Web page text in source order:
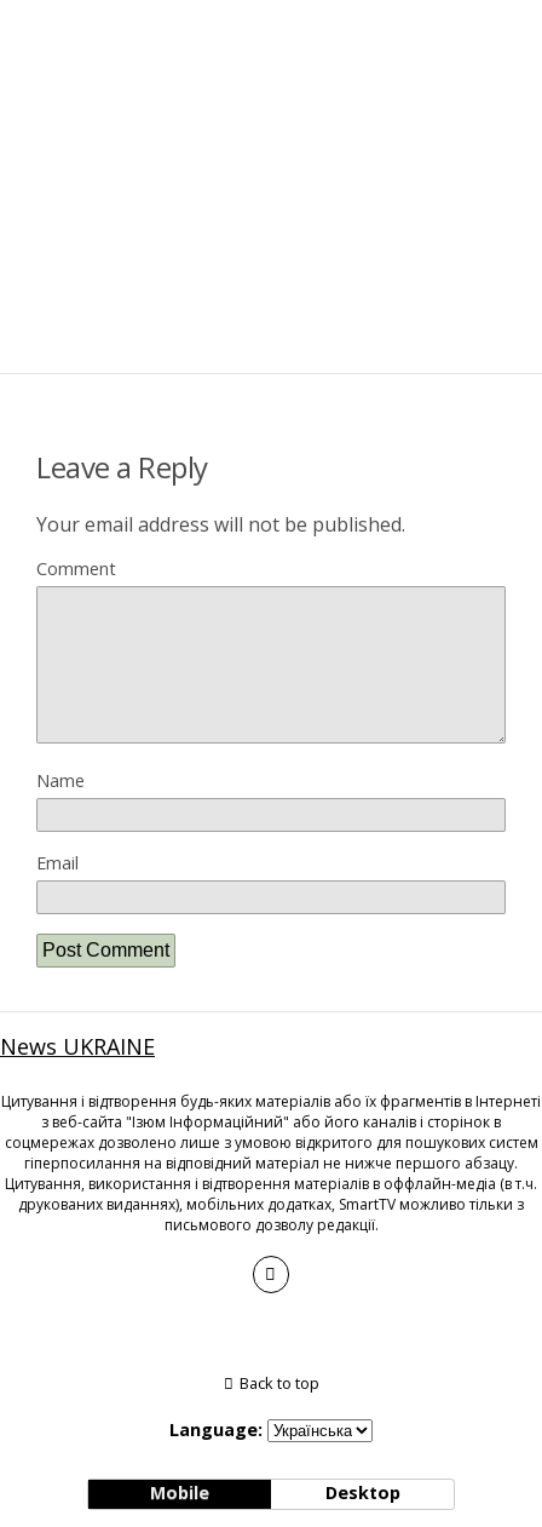
Leave a Reply
Your email address will not be published.
Comment
Name
Email
News UKRAINE
Цитування і відтворення будь-яких матеріалів або їх фрагментів в Інтернеті
з веб-сайта "Ізюм Інформаційний" або його каналів і сторінок в
соцмережах дозволено лише з умовою відкритого для пошукових систем
гіперпосилання на відповідний матеріал не нижче першого абзацу.
Цитування, використання і відтворення матеріалів в оффлайн-медіа (в т.ч.
друкованих виданнях), мобільних додатках, SmartTV можливо тільки з
письмового дозволу редакції.
Back to top
Language:
Mobile Desktop